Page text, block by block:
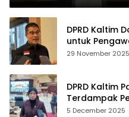
DPRD Kaltim
untuk
Agama
29 November 2025
DPRD Kaltim
Terdampak
Pusat
5 December 2025